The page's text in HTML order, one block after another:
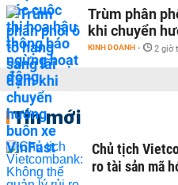
Trùm phân
khi chuyển
KINH DOANH - 2 giờ
Tin mới
Chủ tịch
ro tài sản mã